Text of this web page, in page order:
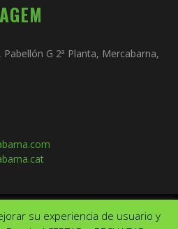
G 2ª Planta, Mercabarna,
los derechos reservados. Diseño de
su experiencia de usuario y